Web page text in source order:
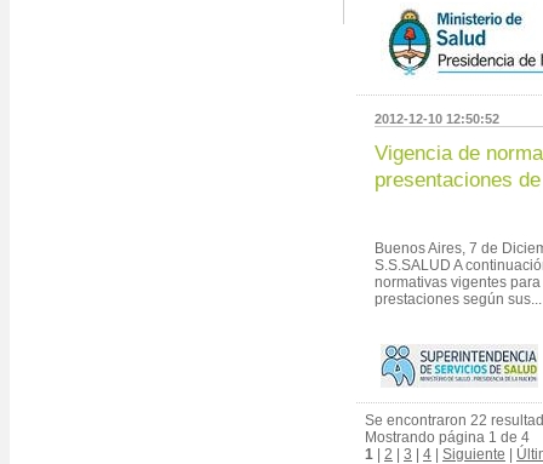
2012-12-10 12:50:52
Vigencia de
presentaciones
Buenos Aires, 7 de
S.S.SALUD A
normativas vigentes
prestaciones según sus...
Se encontraron 22
Mostrando página 1 de 4
1
2 3 4 Siguiente